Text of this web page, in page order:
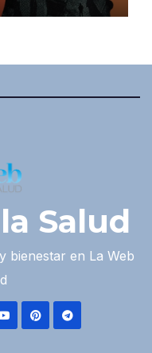
Salud
bienestar en La Web